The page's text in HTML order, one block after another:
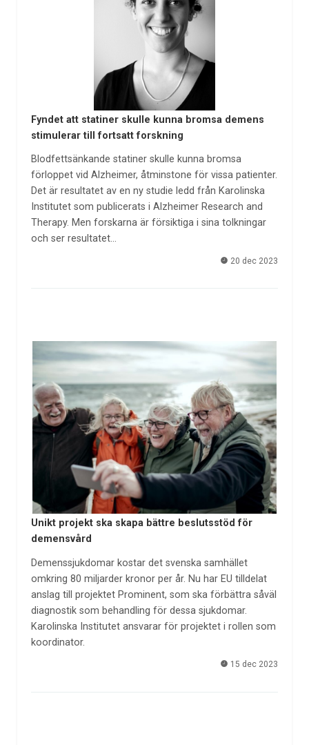
Fyndet att statiner skulle kunna bromsa demens
stimulerar till fortsatt forskning
Blodfettsänkande statiner skulle kunna bromsa
förloppet vid Alzheimer, åtminstone för vissa patienter.
Det är resultatet av en ny studie ledd från Karolinska
Institutet som publicerats i Alzheimer Research and
Therapy. Men forskarna är försiktiga i sina tolkningar
och ser resultatet…
20 dec 2023
Unikt projekt ska skapa bättre beslutsstöd för
demensvård
Demenssjukdomar kostar det svenska samhället
omkring 80 miljarder kronor per år. Nu har EU tilldelat
anslag till projektet Prominent, som ska förbättra såväl
diagnostik som behandling för dessa sjukdomar.
Karolinska Institutet ansvarar för projektet i rollen som
koordinator.
15 dec 2023